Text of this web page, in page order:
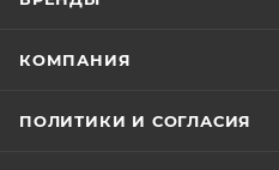
КОМПАНИЯ
ПОЛИТИКИ И СОГЛАСИЯ